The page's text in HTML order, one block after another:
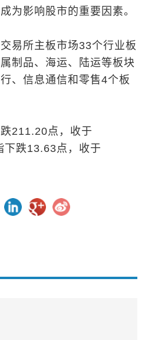
为影响股市的重要因素。
易所主板市场33个行业板
制品、海运、陆运等板块
、信息通信和零售4个板
211.20点，收于
跌13.63点，收于